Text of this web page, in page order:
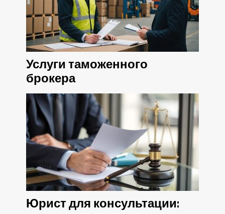
Услуги таможенного
брокера
Юрист для консультации: